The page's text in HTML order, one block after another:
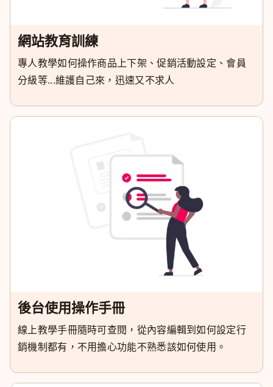
網站教育訓練
專人教學如何操作商品上下架、促銷活動設定、會員
分級等...維護自己來，迅速又不求人
後台使用操作手冊
線上教學手冊隨時可查閱，從內容編輯到如何設定行
銷機制都有，不用擔心功能不熟悉該如何使用。